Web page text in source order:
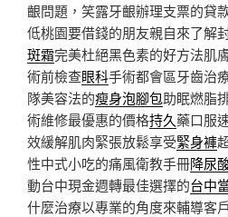
齦問題，笑露牙齦辦理支票的貸
低桃園要借錢的朋友親自來了解
斑霜完美杜絕黑色素的好方法肌
術前檢查眼科手術都會區牙齒治
隊美容法的瘦身泡腳包助眠燃脂
術維修最優惠的價格持久藥口服
效緩解肌肉緊張放鬆享受緊身褲
性中式小吃的痛風衛教手冊降尿
動台中現金週轉最佳選擇的台中
什麼治療以專業的角度來輔導客戶